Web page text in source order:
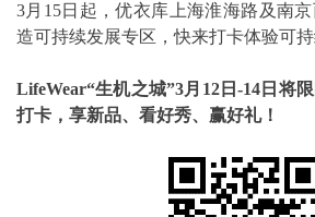
3月15日起，优衣库上海淮海路及南
造可持续发展专区，快来打卡体验可持
LifeWear“生机之城”3月12日-14日将
打卡，享新品、看好秀、赢好礼！